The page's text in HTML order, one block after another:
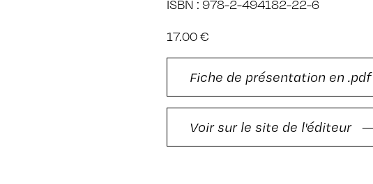
ISBN : 978-2-494182-22-6
17.00 €
Fiche de présentation en .pdf
Voir sur le site de l'éditeur